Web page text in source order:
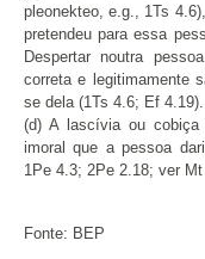
pleonekteo, e.g., 1Ts
pretendeu para essa
Despertar noutra
correta e legitimamente
se dela (1Ts 4.6; Ef 4.19).
(d) A lascívia ou cobiça
imoral que a pessoa
1Pe 4.3; 2Pe 2.18; ver
Fonte: BEP